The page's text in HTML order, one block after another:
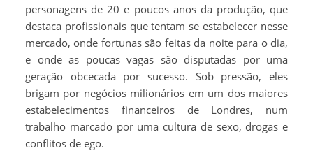
personagens de 20 e poucos anos da produção, que
destaca profissionais que tentam se estabelecer nesse
mercado, onde fortunas são feitas da noite para o dia,
e onde as poucas vagas são disputadas por uma
geração obcecada por sucesso. Sob pressão, eles
brigam por negócios milionários em um dos maiores
estabelecimentos financeiros de Londres, num
trabalho marcado por uma cultura de sexo, drogas e
conflitos de ego.